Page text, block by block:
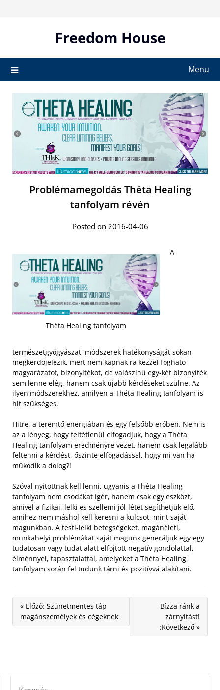
Freedom House
Menu
Problémamegoldás Théta Healing
tanfolyam révén
Posted on 2016-04-06
Théta Healing tanfolyam
A
természetgyógyászati módszerek hatékonyságát sokan
megkérdőjelezik, mert nem kapnak rá kézzel fogható
magyarázatot, bizonyítékot, de valószínű egy-két bizonyíték
sem lenne elég, hanem csak újabb kérdéseket szülne. Az
ilyen módszerekhez, amilyen a Théta Healing tanfolyam is
hit szükséges.
Hitre, a teremtő energiában és egy felsőbb erőben. Nem is
az a lényeg, hogy feltétlenül elfogadjuk, hogy a Théta
Healing tanfolyam eredményre vezet, hanem csak legalább
feltenni a kérdést, őszinte elfogadással, hogy mi van ha
működik a dolog?!
Szóval nyitottnak kell lenni, ugyanis a Théta Healing
tanfolyam nem csodákat ígér, hanem csak egy eszközt,
amivel a fizikai, lelki és szellemi jól-létet segíthetjük elő,
amihez nem máshol kell keresni a kulcsot, mint saját
magunkban. A testi-lelki betegségeket, magánéleti,
munkahelyi problémákat saját magunk generáljuk egy-egy
tudatosan vagy tudat alatt elfojtott negatív gondolattal,
élménnyel, tapasztalattal, amelyeket a Théta Healing
tanfolyam során fel tudunk tárni és pozitívvá alakítani.
« Előző: Szünetmentes táp
magánszemélyek és cégeknek
Bízza ránk a
zárnyitást!
:Következő »